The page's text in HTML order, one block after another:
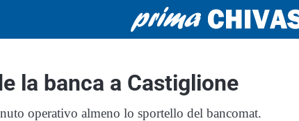
la banca a Castiglione
operativo almeno lo sportello del bancomat.